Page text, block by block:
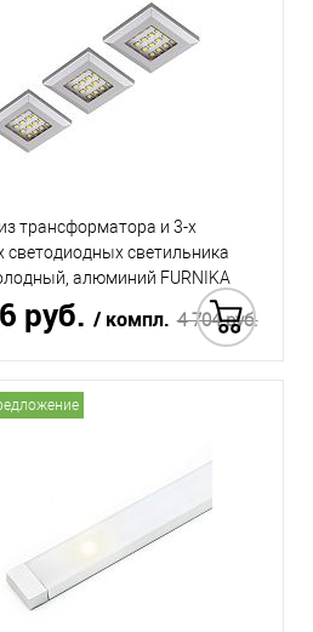
трансформатора и 3-х
светодиодных светильника
алюминий FURNIKA
руб. / компл. 4 704 руб.
Купить в 1 клик